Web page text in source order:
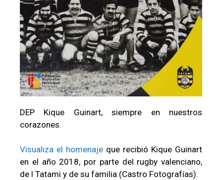
DEP Kique Guinart, siempre en nuestros
corazones.
Visualiza el homenaje que recibió Kique Guinart
en el año 2018, por parte del rugby valenciano,
de l Tatami y de su familia (Castro Fotografías).